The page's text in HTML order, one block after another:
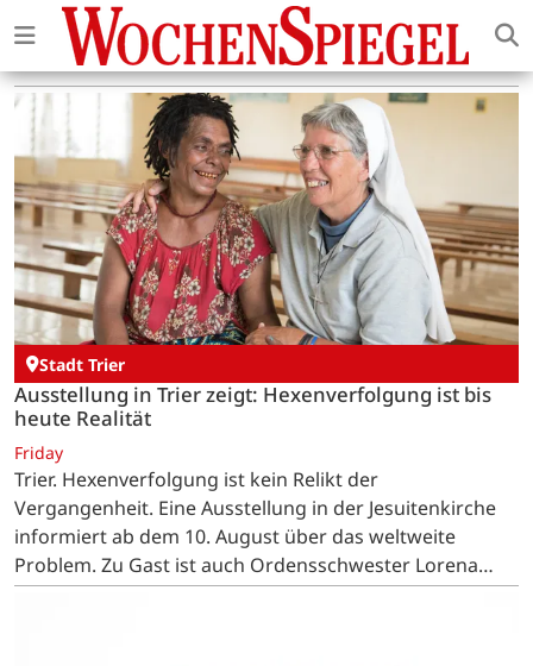
Stadt Trier
Ausstellung in Trier zeigt: Hexenverfolgung ist bis
heute Realität
Friday
Trier. Hexenverfolgung ist kein Relikt der
Vergangenheit. Eine Ausstellung in der Jesuitenkirche
informiert ab dem 10. August über das weltweite
Problem. Zu Gast ist auch Ordensschwester Lorena
Jenal, die in Papua-Neuguinea bedrohte Frauen